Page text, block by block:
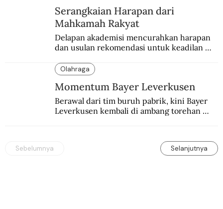
Serangkaian Harapan dari
Mahkamah Rakyat
Delapan akademisi mencurahkan harapan
dan usulan rekomendasi untuk keadilan
bangsa dan perjuangan Reformasi 1998.
Olahraga
Momentum Bayer Leverkusen
Berawal dari tim buruh pabrik, kini Bayer
Leverkusen kembali di ambang torehan
Sebelumnya Selanjutnya